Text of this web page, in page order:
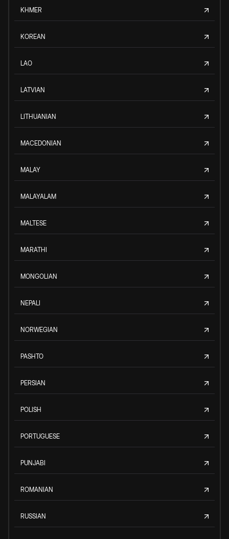
KHMER
KOREAN
LAO
LATVIAN
LITHUANIAN
MACEDONIAN
MALAY
MALAYALAM
MALTESE
MARATHI
MONGOLIAN
NEPALI
NORWEGIAN
PASHTO
PERSIAN
POLISH
PORTUGUESE
PUNJABI
ROMANIAN
RUSSIAN